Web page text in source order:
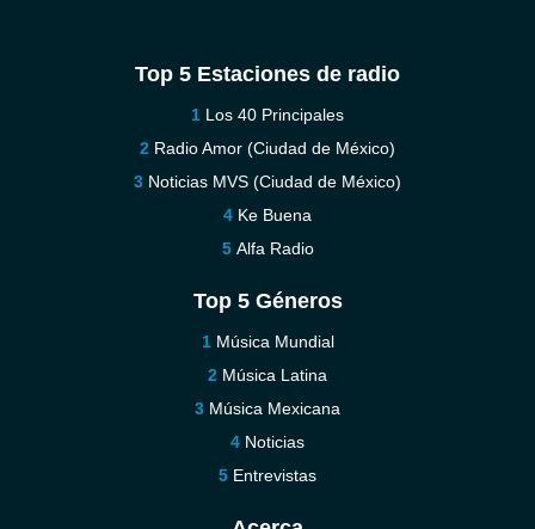
Top 5 Estaciones de radio
Los 40 Principales
Radio Amor (Ciudad de México)
Noticias MVS (Ciudad de México)
Ke Buena
Alfa Radio
Top 5 Géneros
Música Mundial
Música Latina
Música Mexicana
Noticias
Entrevistas